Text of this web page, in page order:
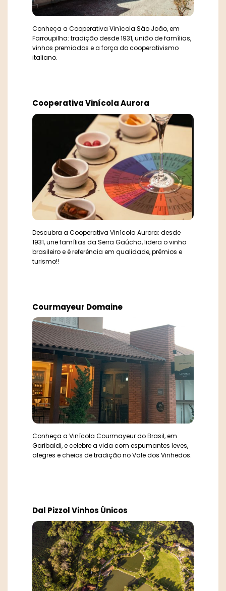
Conheça a Cooperativa Vinícola São João, em
Farroupilha: tradição desde 1931, união de famílias,
vinhos premiados e a força do cooperativismo
italiano.
Cooperativa Vinícola Aurora
Descubra a Cooperativa Vinícola Aurora: desde
1931, une famílias da Serra Gaúcha, lidera o vinho
brasileiro e é referência em qualidade, prêmios e
turismo!!
Courmayeur Domaine
Conheça a Vinícola Courmayeur do Brasil, em
Garibaldi, e celebre a vida com espumantes leves,
alegres e cheios de tradição no Vale dos Vinhedos.
Dal Pizzol Vinhos Únicos